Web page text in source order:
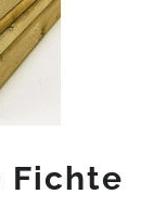
Fichte